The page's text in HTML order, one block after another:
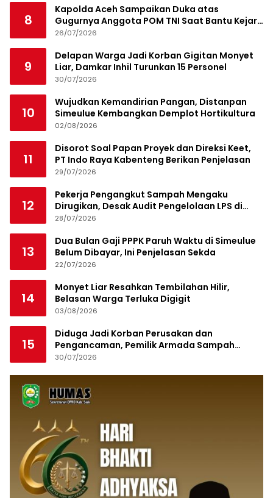
8
Kapolda Aceh Sampaikan Duka atas
Gugurnya Anggota POM TNI Saat Bantu Kejar
Bandar Narkoba
26/07/2026
9
Delapan Warga Jadi Korban Gigitan Monyet
Liar, Damkar Inhil Turunkan 15 Personel
30/07/2026
10
Wujudkan Kemandirian Pangan, Distanpan
Simeulue Kembangkan Demplot Hortikultura
02/08/2026
11
Disorot Soal Papan Proyek dan Direksi Keet,
PT Indo Raya Kabenteng Berikan Penjelasan
29/07/2026
12
Pekerja Pengangkut Sampah Mengaku
Dirugikan, Desak Audit Pengelolaan LPS di
Pekanbaru
28/07/2026
13
Dua Bulan Gaji PPPK Paruh Waktu di Simeulue
Belum Dibayar, Ini Penjelasan Sekda
22/07/2026
14
Monyet Liar Resahkan Tembilahan Hilir,
Belasan Warga Terluka Digigit
03/08/2026
15
Diduga Jadi Korban Perusakan dan
Pengancaman, Pemilik Armada Sampah
Siapkan Laporan Polisi
30/07/2026